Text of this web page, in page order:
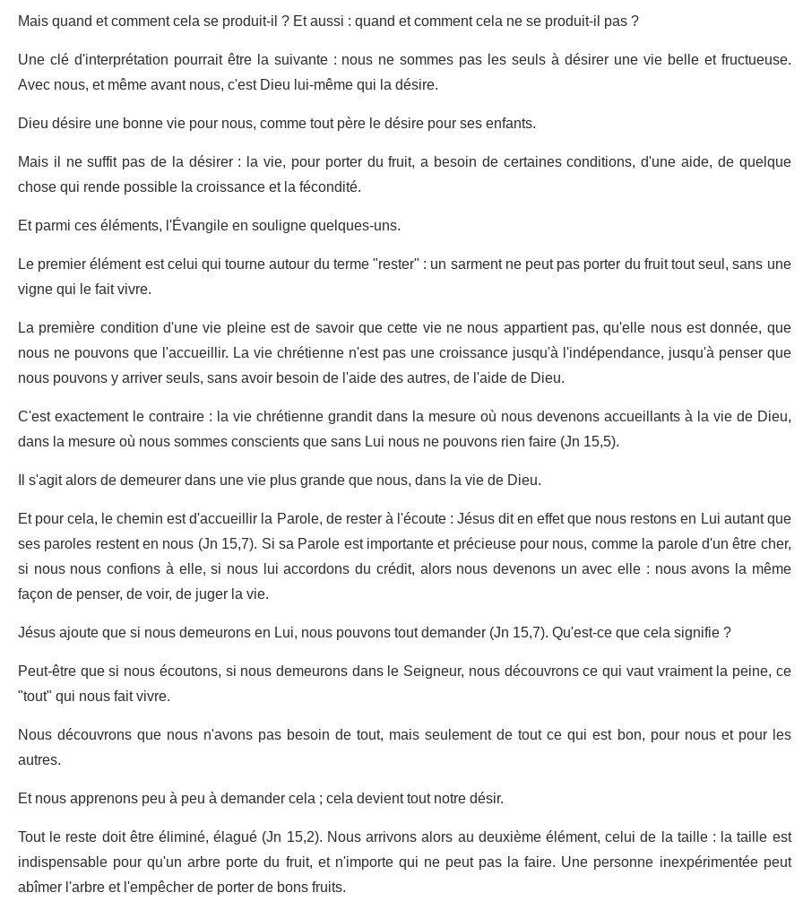
Mais quand et comment cela se produit-il ? Et aussi : quand et comment cela ne se produit-il pas ?
Une clé d'interprétation pourrait être la suivante : nous ne sommes pas les seuls à désirer une vie belle et fructueuse.
Avec nous, et même avant nous, c'est Dieu lui-même qui la désire.
Dieu désire une bonne vie pour nous, comme tout père le désire pour ses enfants.
Mais il ne suffit pas de la désirer : la vie, pour porter du fruit, a besoin de certaines conditions, d'une aide, de quelque
chose qui rende possible la croissance et la fécondité.
Et parmi ces éléments, l'Évangile en souligne quelques-uns.
Le premier élément est celui qui tourne autour du terme "rester" : un sarment ne peut pas porter du fruit tout seul, sans une
vigne qui le fait vivre.
La première condition d'une vie pleine est de savoir que cette vie ne nous appartient pas, qu'elle nous est donnée, que
nous ne pouvons que l'accueillir. La vie chrétienne n'est pas une croissance jusqu'à l'indépendance, jusqu'à penser que
nous pouvons y arriver seuls, sans avoir besoin de l'aide des autres, de l'aide de Dieu.
C'est exactement le contraire : la vie chrétienne grandit dans la mesure où nous devenons accueillants à la vie de Dieu,
dans la mesure où nous sommes conscients que sans Lui nous ne pouvons rien faire (Jn 15,5).
Il s'agit alors de demeurer dans une vie plus grande que nous, dans la vie de Dieu.
Et pour cela, le chemin est d'accueillir la Parole, de rester à l'écoute : Jésus dit en effet que nous restons en Lui autant que
ses paroles restent en nous (Jn 15,7). Si sa Parole est importante et précieuse pour nous, comme la parole d'un être cher,
si nous nous confions à elle, si nous lui accordons du crédit, alors nous devenons un avec elle : nous avons la même
façon de penser, de voir, de juger la vie.
Jésus ajoute que si nous demeurons en Lui, nous pouvons tout demander (Jn 15,7). Qu'est-ce que cela signifie ?
Peut-être que si nous écoutons, si nous demeurons dans le Seigneur, nous découvrons ce qui vaut vraiment la peine, ce
"tout" qui nous fait vivre.
Nous découvrons que nous n'avons pas besoin de tout, mais seulement de tout ce qui est bon, pour nous et pour les
autres.
Et nous apprenons peu à peu à demander cela ; cela devient tout notre désir.
Tout le reste doit être éliminé, élagué (Jn 15,2). Nous arrivons alors au deuxième élément, celui de la taille : la taille est
indispensable pour qu'un arbre porte du fruit, et n'importe qui ne peut pas la faire. Une personne inexpérimentée peut
abîmer l'arbre et l'empêcher de porter de bons fruits.